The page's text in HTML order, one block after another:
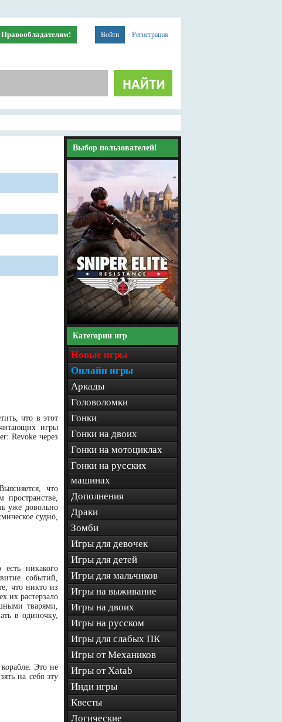
Войти Регистрация
Правообладателям!
что в этот
игры
Revoke через
что
пространстве,
уже довольно
судно,
никакого
событий,
что никто из
их растерзало
тварями,
в одиночку,
Это не
на себя эту
Выбор пользователей!
Категории игр
Новые игры
Онлайн игры
Аркады
Головоломки
Гонки
Гонки на двоих
Гонки на мотоциклах
Гонки на русских
машинах
Дополнения
Драки
Зомби
Игры для девочек
Игры для детей
Игры для мальчиков
Игры на выживание
Игры на двоих
Игры на русском
Игры для слабых ПК
Игры от Механиков
Игры от Xatab
Инди игры
Квесты
Логические